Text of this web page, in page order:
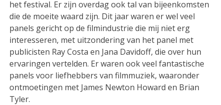
het festival. Er zijn overdag ook tal van bijeenkomsten
die de moeite waard zijn. Dit jaar waren er wel veel
panels gericht op de filmindustrie die mij niet erg
interesseren, met uitzondering van het panel met
publicisten Ray Costa en Jana Davidoff, die over hun
ervaringen vertelden. Er waren ook veel fantastische
panels voor liefhebbers van filmmuziek, waaronder
ontmoetingen met James Newton Howard en Brian
Tyler.